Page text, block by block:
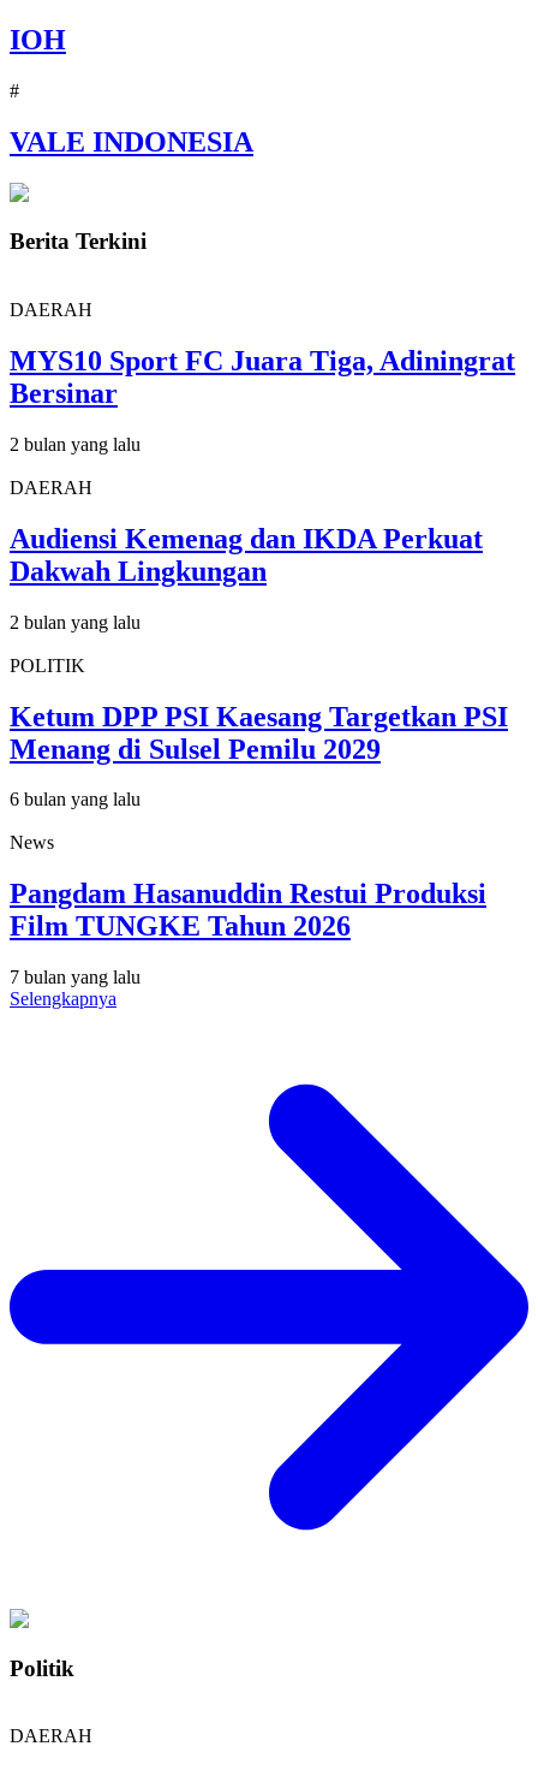
IOH
#
VALE INDONESIA
Berita Terkini
DAERAH
MYS10 Sport FC Juara Tiga, Adiningrat
Bersinar
2 bulan yang lalu
DAERAH
Audiensi Kemenag dan IKDA Perkuat
Dakwah Lingkungan
2 bulan yang lalu
POLITIK
Ketum DPP PSI Kaesang Targetkan PSI
Menang di Sulsel Pemilu 2029
6 bulan yang lalu
News
Pangdam Hasanuddin Restui Produksi
Film TUNGKE Tahun 2026
7 bulan yang lalu
Selengkapnya
Politik
DAERAH